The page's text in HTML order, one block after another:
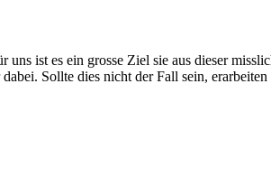
ist es ein grosse Ziel sie aus dieser
Sollte dies nicht der Fall sein,